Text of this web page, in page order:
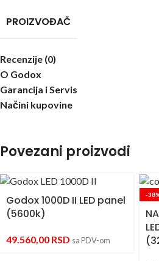
PROIZVOĐAČ
Recenzije (0)
O Godox
Garancija i Servis
Načini kupovine
Povezani proizvodi
Godox 1000D II LED panel
(5600k)
49.560,00 RSD sa PDV-om
-